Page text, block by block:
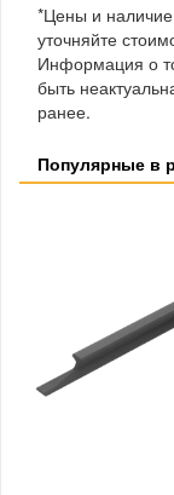
*Цены и наличие
уточняйте
Информация о
быть
ранее.
Популярные в